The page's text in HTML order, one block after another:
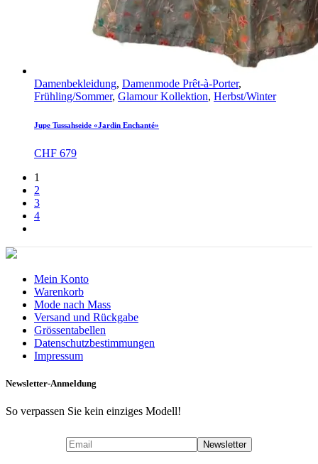
Damenbekleidung, Damenmode Prêt-à-Porter,
Frühling/Sommer, Glamour Kollektion, Herbst/Winter
Jupe Tussahseide «Jardin Enchanté»
CHF 679
1
2
3
4
Mein Konto
Warenkorb
Mode nach Mass
Versand und Rückgabe
Grössentabellen
Datenschutzbestimmungen
Impressum
Newsletter-Anmeldung
So verpassen Sie kein einziges Modell!